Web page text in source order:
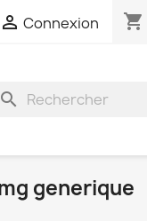
 Connexion shopping_cart
search
generique